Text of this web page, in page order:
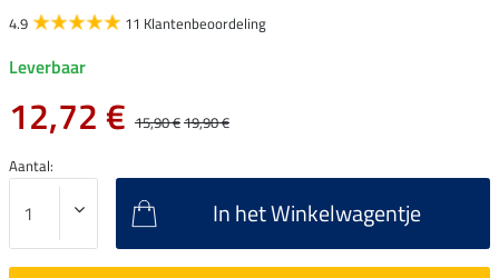
4.9 11 Klantenbeoordeling
Leverbaar
12,72 € 15,90 €19,90 €
Aantal:
In het Winkelwagentje